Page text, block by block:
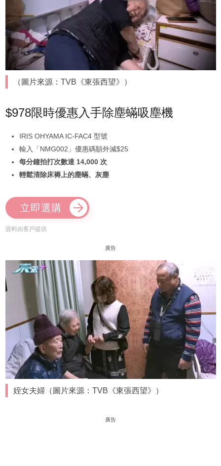
（圖片來源：TVB《東張西望》）
$978限時優惠入手除塵蟎吸塵機
IRIS OHYAMA IC-FAC4 型號
輸入「NMG002」優惠碼額外減$25
每分鐘拍打次數達 14,000 次
輕鬆清除床褥上的塵蟎、灰塵
立即選購
資料由客戶提供
廣告
姪女夫婦（圖片來源：TVB《東張西望》）
廣告